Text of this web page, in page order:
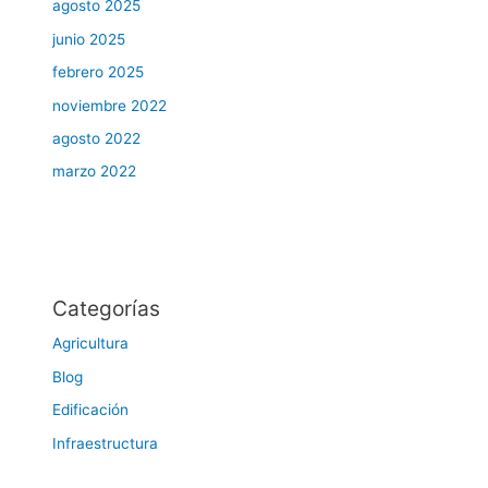
agosto 2025
junio 2025
febrero 2025
noviembre 2022
agosto 2022
marzo 2022
Categorías
Agricultura
Blog
Edificación
Infraestructura